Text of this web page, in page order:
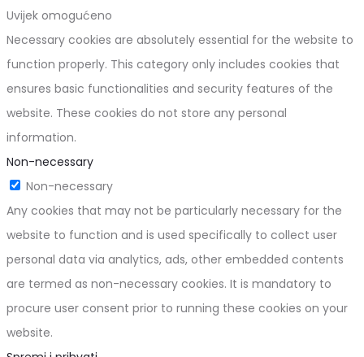
Uvijek omogućeno
Necessary cookies are absolutely essential for the website to
function properly. This category only includes cookies that
ensures basic functionalities and security features of the
website. These cookies do not store any personal
information.
Non-necessary
Non-necessary
Any cookies that may not be particularly necessary for the
website to function and is used specifically to collect user
personal data via analytics, ads, other embedded contents
are termed as non-necessary cookies. It is mandatory to
procure user consent prior to running these cookies on your
website.